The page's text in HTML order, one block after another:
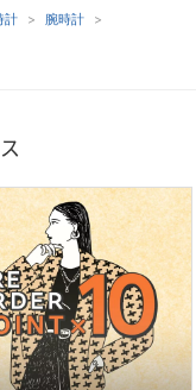
計
腕時計